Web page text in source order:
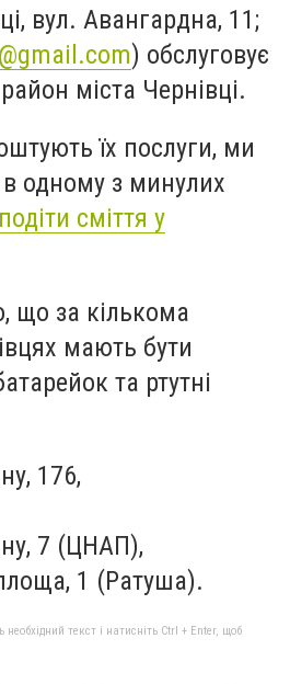
вул. Авангардна, 11;
) обслуговує
міста Чернівці.
їх послуги, ми
одному з минулих
сміття у
що за кількома
мають бути
та ртутні
176,
7 (ЦНАП),
1 (Ратуша).
текст і натисніть Ctrl + Enter, щоб